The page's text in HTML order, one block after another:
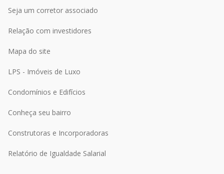
Seja um corretor associado
Relação com investidores
Mapa do site
LPS - Imóveis de Luxo
Condomínios e Edifícios
Conheça seu bairro
Construtoras e Incorporadoras
Relatório de Igualdade Salarial